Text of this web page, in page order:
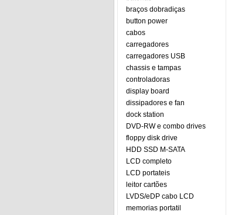
braços dobradiças
button power
cabos
carregadores
carregadores USB
chassis e tampas
controladoras
display board
dissipadores e fan
dock station
DVD-RW e combo drives
floppy disk drive
HDD SSD M-SATA
LCD completo
LCD portateis
leitor cartões
LVDS/eDP cabo LCD
memorias portatil